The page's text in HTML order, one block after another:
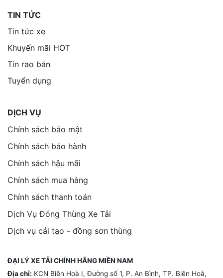
TIN TỨC
Tin tức xe
Khuyến mãi HOT
Tin rao bán
Tuyển dụng
DỊCH VỤ
Chính sách bảo mật
Chính sách bảo hành
Chính sách hậu mãi
Chính sách mua hàng
Chính sách thanh toán
Dịch Vụ Đóng Thùng Xe Tải
Dịch vụ cải tạo - đồng sơn thùng
ĐẠI LÝ XE TẢI CHÍNH HÃNG MIỀN NAM
Địa chỉ: KCN Biên Hoà I, Đường số 1, P. An Bình, TP. Biên Hoà,